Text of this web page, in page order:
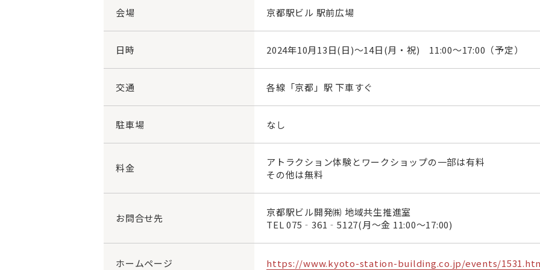
会場 京都駅ビル 駅前広場
日時 2024年10月13日(日)～14日(月・祝) 11:00～17:00（予定）
交通 各線「京都」駅 下車すぐ
駐車場 なし
料金
アトラクション体験とワークショップの一部は有料
その他は無料
お問合せ先
京都駅ビル開発㈱ 地域共生推進室
TEL 075‐361‐5127(月～金 11:00～17:00)
ホームページ https://www.kyoto-station-building.co.jp/events/